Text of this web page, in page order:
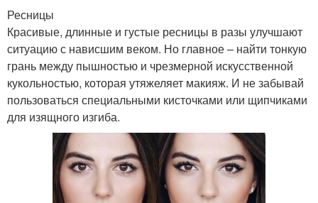
Ресницы
Красивые, длинные и густые ресницы в разы улучшают
ситуацию с нависшим веком. Но главное – найти тонкую
грань между пышностью и чрезмерной искусственной
кукольностью, которая утяжеляет макияж. И не забывай
пользоваться специальными кисточками или щипчиками
для изящного изгиба.